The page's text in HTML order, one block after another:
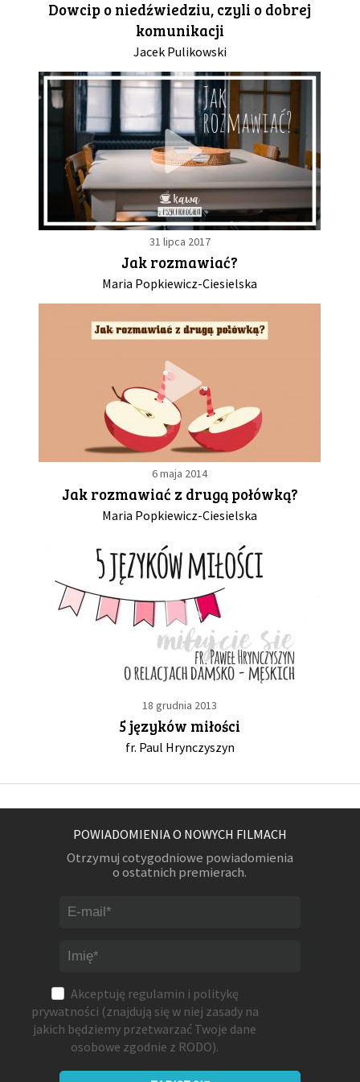
GALERIA
DRUŻYNA
WESPRZYJ NAS
PARTNERZY
NEWSLETTER
DLA MEDIÓW
KONTAKT
Dowcip o niedźwiedziu, czyli o dobrej
komunikacji
Jacek Pulikowski
31 lipca 2017
Jak rozmawiać?
Maria Popkiewicz-Ciesielska
6 maja 2014
Jak rozmawiać z drugą połówką?
Maria Popkiewicz-Ciesielska
18 grudnia 2013
5 języków miłości
fr. Paul Hrynczyszyn
POWIADOMIENIA O NOWYCH FILMACH
Otrzymuj cotygodniowe powiadomienia
o ostatnich premierach.
Akceptuję regulamin i politykę
prywatności (znajdują się w niej zasady na
jakich będziemy przetwarzać Twoje dane
osobowe zgodnie z RODO).